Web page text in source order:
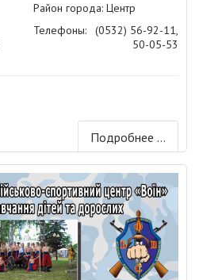
Район города: Центр
Телефоны:
(0532) 56-92-11,
50-05-53
Подробнее ...